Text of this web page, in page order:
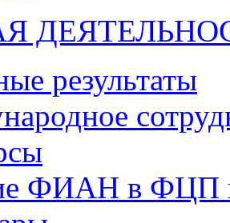
результаты
ФИАН в ФЦП